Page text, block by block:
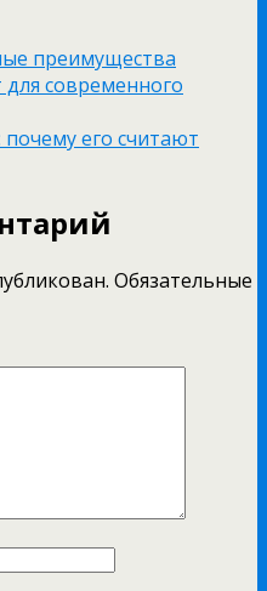
преимущества
современного
почему его считают
Обязательные